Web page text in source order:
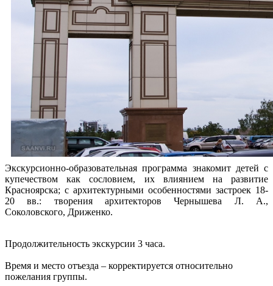
Экскурсионно-образовательная программа знакомит детей с
купечеством как сословием, их влиянием на развитие
Красноярска; с архитектурными особенностями застроек 18-
20 вв.: творения архитекторов Чернышева Л. А.,
Соколовского, Дриженко.
Продолжительность экскурсии 3 часа.
Время и место отъезда – корректируется относительно
пожелания группы.